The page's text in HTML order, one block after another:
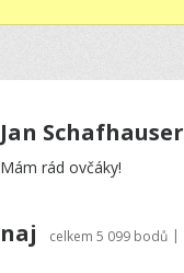
Jan Schafhauser
Mám rád ovčáky!
naj celkem 5 099 bodů |